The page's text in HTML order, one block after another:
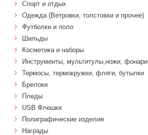
Спорт и отдых
Одежда (Ветровки, толстовки и прочее)
Футболки и поло
Шильды
Косметика и наборы
Инструменты, мультитулы,ножи, фонари
Термосы, термокружки, фляги, бутылки
Брелоки
Пледы
USB Флешки
Полиграфические изделия
Награды